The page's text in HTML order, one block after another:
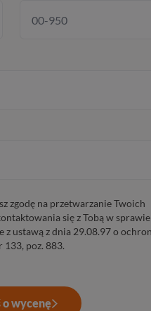
zgodę na przetwarzanie Twoich
się z Tobą w sprawie
z ustawą z dnia 29.08.97 o
133, poz. 883.
o wycenę